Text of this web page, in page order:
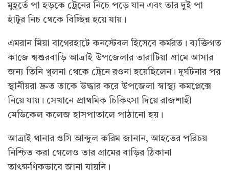
মুহূর্তে পা হড়কে ট্রেনের নিচে পড়ে যান এবং তার দুই পা
হাঁটুর নিচ থেকে বিচ্ছিন্ন হয়ে যায়।
এমরান মিয়া বাগেরহাটে কনস্টেবল হিসেবে কর্মরত। ব্যক্তিগত
কাজে শ্বশুরবাড়ি আত্রাই উপজেলার তারাটিয়া গ্রামে আসার
জন্য তিনি খুলনা থেকে ট্রেনে রওনা হয়েছিলেন। দুর্ঘটনার পর
স্থানীয়রা দ্রুত তাকে উদ্ধার করে উপজেলা স্বাস্থ্য কমপ্লেক্সে
নিয়ে যায়। সেখানে প্রাথমিক চিকিৎসা দিয়ে রাজশাহী
মেডিকেল কলেজ হাসপাতালে পাঠানো হয়।
আত্রাই থানার ওসি আব্দুল করিম জানান, আহতের পরিচয়
নিশ্চিত করা গেলেও তার গ্রামের বাড়ির ঠিকানা
তাৎক্ষণিকভাবে জানা যায়নি।